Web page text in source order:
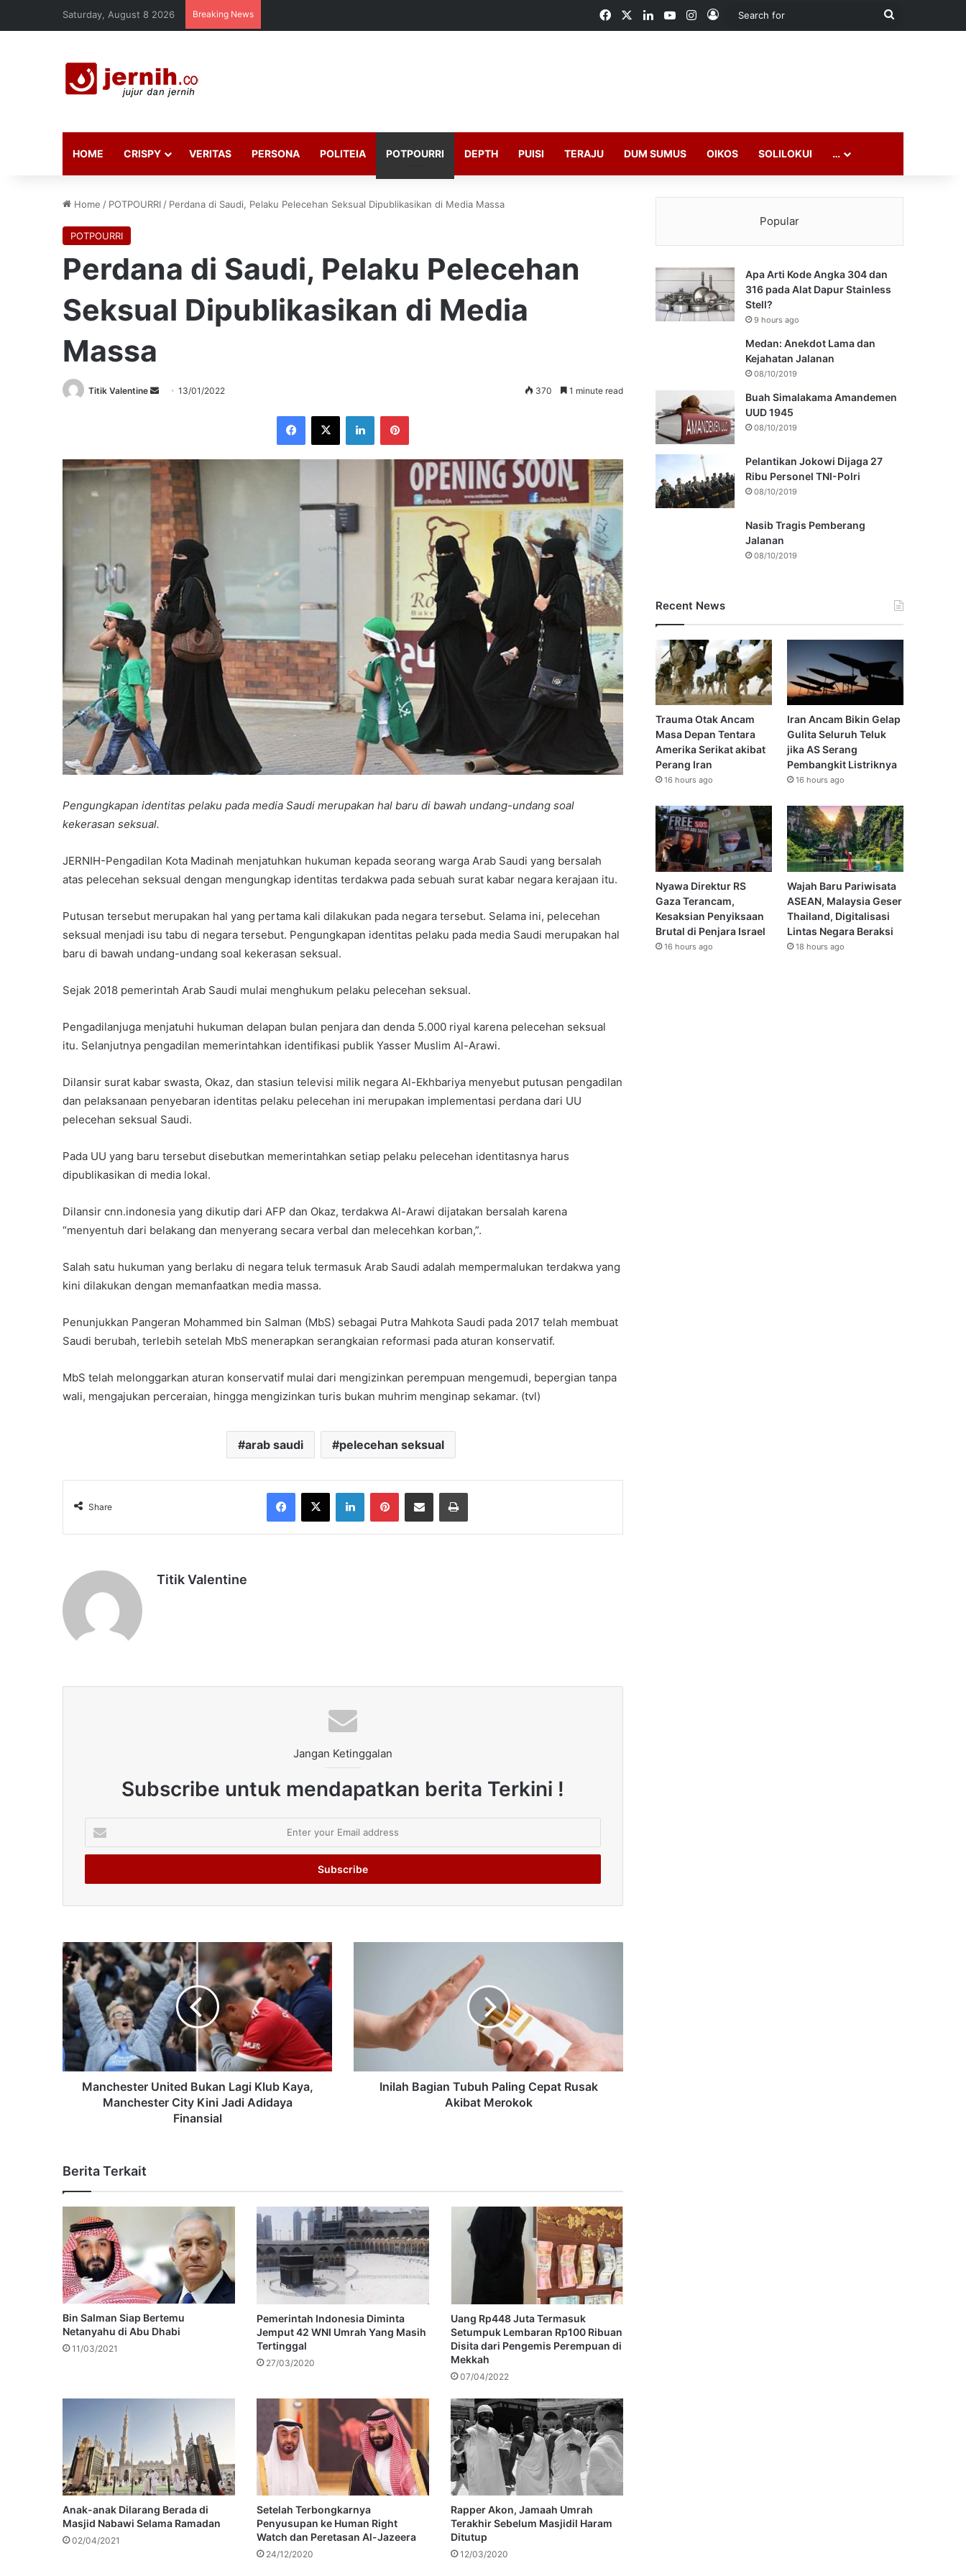
Saturday, August 8 2026 Breaking News FacebookLinkedInYouTubeInstagram
Log In
Search
HOME CRISPY VERITAS PERSONA POLITEIA POTPOURRI DEPTH PUISI TERAJU DUM SUMUS OIKOS SOLILOKUI …
Home / POTPOURRI / Perdana di Saudi, Pelaku Pelecehan Seksual Dipublikasikan di Media Massa
POTPOURRI
Perdana di Saudi, Pelaku Pelecehan
Seksual Dipublikasikan di Media
Massa
Titik Valentine
Send13/01/2022 370 1 minute read
Facebook
X LinkedInPinterest
Pengungkapan identitas pelaku pada media Saudi merupakan hal baru di bawah undang-undang soal
kekerasan seksual.
JERNIH-Pengadilan Kota Madinah menjatuhkan hukuman kepada seorang warga Arab Saudi yang bersalah
atas pelecehan seksual dengan mengungkap identitas terdakwa pada sebuah surat kabar negara kerajaan itu.
Putusan tersebut merupakan hal yang pertama kali dilakukan pada negara tersebut. Selama ini, pelecehan
seksual menjadi isu tabu di negara tersebut. Pengungkapan identitas pelaku pada media Saudi merupakan hal
baru di bawah undang-undang soal kekerasan seksual.
Sejak 2018 pemerintah Arab Saudi mulai menghukum pelaku pelecehan seksual.
Pengadilanjuga menjatuhi hukuman delapan bulan penjara dan denda 5.000 riyal karena pelecehan seksual
itu. Selanjutnya pengadilan memerintahkan identifikasi publik Yasser Muslim Al-Arawi.
Dilansir surat kabar swasta, Okaz, dan stasiun televisi milik negara Al-Ekhbariya menyebut putusan pengadilan
dan pelaksanaan penyebaran identitas pelaku pelecehan ini merupakan implementasi perdana dari UU
pelecehan seksual Saudi.
Pada UU yang baru tersebut disebutkan memerintahkan setiap pelaku pelecehan identitasnya harus
dipublikasikan di media lokal.
Dilansir cnn.indonesia yang dikutip dari AFP dan Okaz, terdakwa Al-Arawi dijatakan bersalah karena
“menyentuh dari belakang dan menyerang secara verbal dan melecehkan korban,”.
Salah satu hukuman yang berlaku di negara teluk termasuk Arab Saudi adalah mempermalukan terdakwa yang
kini dilakukan dengan memanfaatkan media massa.
Penunjukkan Pangeran Mohammed bin Salman (MbS) sebagai Putra Mahkota Saudi pada 2017 telah membuat
Saudi berubah, terlebih setelah MbS menerapkan serangkaian reformasi pada aturan konservatif.
MbS telah melonggarkan aturan konservatif mulai dari mengizinkan perempuan mengemudi, bepergian tanpa
wali, mengajukan perceraian, hingga mengizinkan turis bukan muhrim menginap sekamar. (tvl)
arab saudi pelecehan seksual
Share
Facebook
X LinkedInPinterestShare via Email Print
Titik Valentine
Jangan Ketinggalan
Subscribe untuk mendapatkan berita Terkini !
your
Email
Manchester United Bukan Lagi Klub Kaya,
Manchester City Kini Jadi Adidaya
Finansial
Inilah Bagian Tubuh Paling Cepat Rusak
Akibat Merokok
Berita Terkait
Bin Salman Siap Bertemu
Netanyahu di Abu Dhabi
11/03/2021
Pemerintah Indonesia Diminta
Jemput 42 WNI Umrah Yang Masih
Tertinggal
27/03/2020
Uang Rp448 Juta Termasuk
Setumpuk Lembaran Rp100 Ribuan
Disita dari Pengemis Perempuan di
Mekkah
07/04/2022
Anak-anak Dilarang Berada di
Masjid Nabawi Selama Ramadan
02/04/2021
Setelah Terbongkarnya
Penyusupan ke Human Right
Watch dan Peretasan Al-Jazeera
24/12/2020
Rapper Akon, Jamaah Umrah
Terakhir Sebelum Masjidil Haram
Ditutup
12/03/2020
Popular
Apa Arti Kode Angka 304 dan
316 pada Alat Dapur Stainless
Stell?
9 hours ago
Medan: Anekdot Lama dan
Kejahatan Jalanan
08/10/2019
Buah Simalakama Amandemen
UUD 1945
08/10/2019
Pelantikan Jokowi Dijaga 27
Ribu Personel TNI-Polri
08/10/2019
Nasib Tragis Pemberang
Jalanan
08/10/2019
Recent News
Trauma Otak Ancam
Masa Depan Tentara
Amerika Serikat akibat
Perang Iran
16 hours ago
Iran Ancam Bikin Gelap
Gulita Seluruh Teluk
jika AS Serang
Pembangkit Listriknya
16 hours ago
Nyawa Direktur RS
Gaza Terancam,
Kesaksian Penyiksaan
Brutal di Penjara Israel
16 hours ago
Wajah Baru Pariwisata
ASEAN, Malaysia Geser
Thailand, Digitalisasi
Lintas Negara Beraksi
18 hours ago